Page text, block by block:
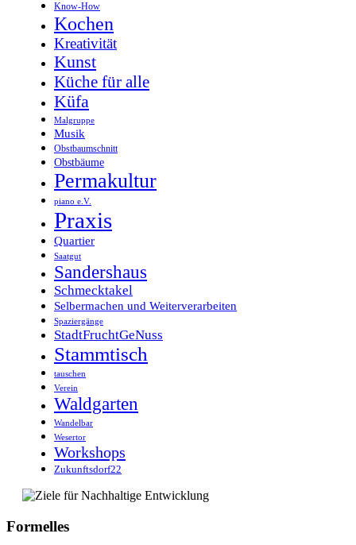
Know-How
Kochen
Kreativität
Kunst
Küche für alle
Küfa
Malgruppe
Musik
Obstbaumschnitt
Obstbäume
Permakultur
piano e.V.
Praxis
Quartier
Saatgut
Sandershaus
Schmecktakel
Selbermachen und Weiterverarbeiten
Spaziergänge
StadtFruchtGeNuss
Stammtisch
tauschen
Verein
Waldgarten
Wandelbar
Wesertor
Workshops
Zukunftsdorf22
Formelles